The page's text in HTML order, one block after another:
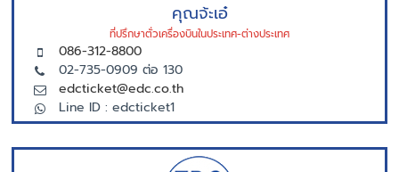
คุณจ้ะเอ๋
ที่ปรึกษาตั่วเครื่องบินในประเทศ-ต่างประเทศ
086-312-8800
02-735-0909 ต่อ 130
edcticket@edc.co.th
Line ID : edcticket1